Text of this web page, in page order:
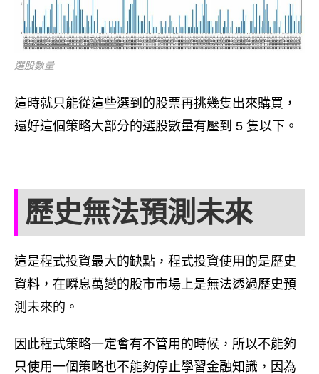
選股數量
這時就只能從這些選到的股票再挑幾隻出來購買，
還好這個策略大部分的選股數量有壓到 5 隻以下。
歷史無法預測未來
這是程式投資最大的缺點，程式投資使用的是歷史
資料，在瞬息萬變的股市市場上是無法透過歷史預
測未來的。
因此程式策略一定會有不管用的時候，所以不能夠
只使用一個策略也不能夠停止學習金融知識，因為